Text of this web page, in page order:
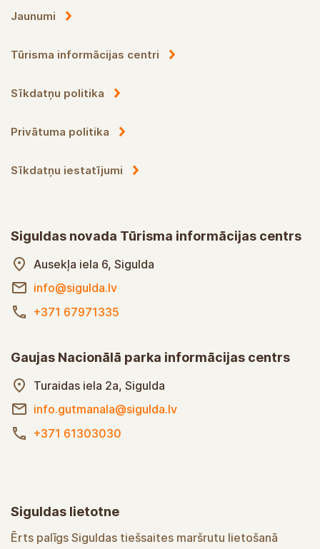
Jaunumi
Tūrisma informācijas centri
Sīkdatņu politika
Privātuma politika
Sīkdatņu iestatījumi
Siguldas novada Tūrisma informācijas centrs
Ausekļa iela 6, Sigulda
info@sigulda.lv
+371 67971335
Gaujas Nacionālā parka informācijas centrs
Turaidas iela 2a, Sigulda
info.gutmanala@sigulda.lv
+371 61303030
Siguldas lietotne
Ērts palīgs Siguldas tiešsaites maršrutu lietošanā